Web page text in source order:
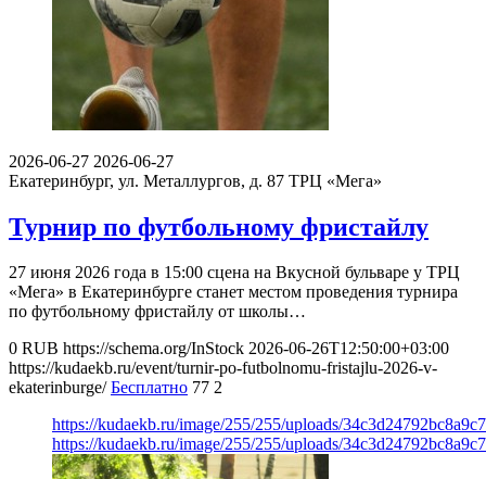
2026-06-27 2026-06-27
Екатеринбург, ул. Металлургов, д. 87 ТРЦ «Мега»
Турнир по футбольному фристайлу
27 июня 2026 года в 15:00 сцена на Вкусной бульваре у ТРЦ
«Мега» в Екатеринбурге станет местом проведения турнира
по футбольному фристайлу от школы…
0 RUB https://schema.org/InStock 2026-06-26T12:50:00+03:00
https://kudaekb.ru/event/turnir-po-futbolnomu-fristajlu-2026-v-
ekaterinburge/ Бесплатно 77 2
https://kudaekb.ru/image/255/255/uploads/
https://kudaekb.ru/image/255/255/uploads/